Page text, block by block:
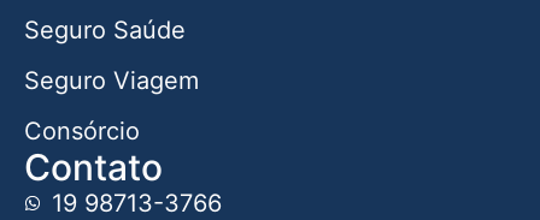
Seguro Saúde
Seguro Viagem
Consórcio
Contato
19 98713-3766